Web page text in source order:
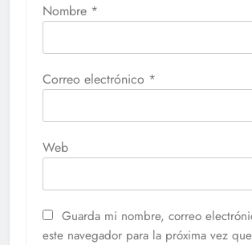
Nombre *
Correo electrónico *
Web
Guarda mi nombre, correo
este navegador para la próxima vez